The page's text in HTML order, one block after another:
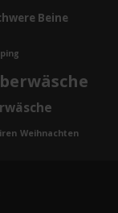
Beine
Weihnachten